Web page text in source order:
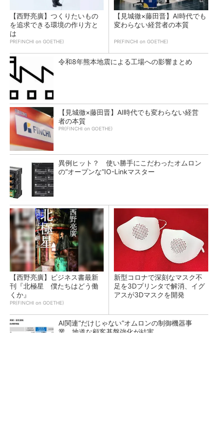
【西野亮廣】つくりたいもの
を追求できる環境の作り方と
は
PR(FINCHI on GOETHE)
【見城徹×藤田晋】AI時代でも
変わらない経営者の本質
PR(FINCHI on GOETHE)
令和8年熊本地震による工場への影響まとめ
【見城徹×藤田晋】AI時代でも変わらない経営
者の本質
PR(FINCHI on GOETHE)
異例ヒット？ 使い勝手にこだわったオムロン
の“オープンな”IO-Linkマスター
【西野亮廣】ビジネス書最新
刊『北極星 僕たちはどう働
くか』
PR(FINCHI on GOETHE)
新型コロナで深刻なマスク不
足を3Dプリンタで解消、イグ
アスが3Dマスクを開発
AI関連“だけじゃない”オムロンの制御機器事
業、地道な顧客基盤強化が結実